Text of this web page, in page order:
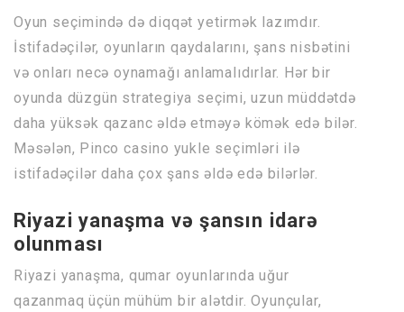
Oyun seçimində də diqqət yetirmək lazımdır.
İstifadəçilər, oyunların qaydalarını, şans nisbətini
və onları necə oynamağı anlamalıdırlar. Hər bir
oyunda düzgün strategiya seçimi, uzun müddətdə
daha yüksək qazanc əldə etməyə kömək edə bilər.
Məsələn, Pinco casino yukle seçimləri ilə
istifadəçilər daha çox şans əldə edə bilərlər.
Riyazi yanaşma və şansın idarə
olunması
Riyazi yanaşma, qumar oyunlarında uğur
qazanmaq üçün mühüm bir alətdir. Oyunçular,